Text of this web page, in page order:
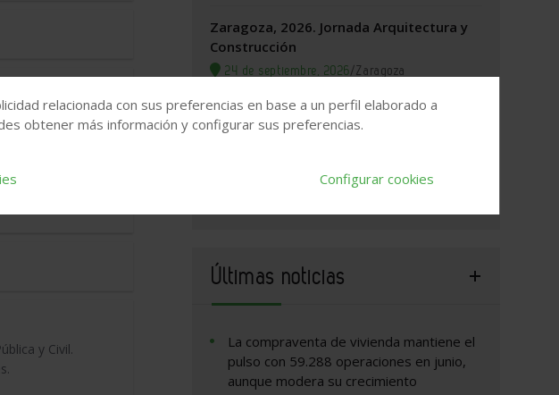
y Civil.
Zaragoza, 2026. Jornada Arquitectura y
Construcción
24 de septiembre, 2026/Zaragoza
WEBINAR GRATUITO: Soleras sin mallazo:
la fibra que está cambiando la
24 de septiembre, 2026/ONLINE
Últimas noticias
La compraventa de vivienda mantiene el
pulso con 59.288 operaciones en junio,
aunque modera su crecimiento
relacionada con sus preferencias en base a un perfil elaborado a
obtener más información y configurar sus preferencias.
Configurar cookies